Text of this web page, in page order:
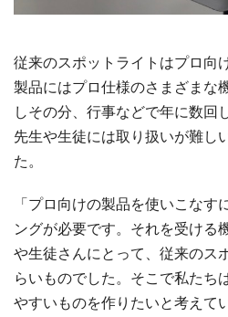
従来のスポットライトはプロ向
製品にはプロ仕様のさまざまな
しその分、行事などで年に数回
先生や生徒には取り扱いが難し
た。
「プロ向けの製品を使いこなす
ングが必要です。それを受ける
や生徒さんにとって、従来のス
らいものでした。そこで私たち
やすいものを作りたいと考えて